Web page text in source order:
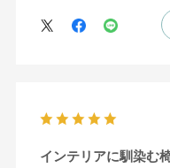
いますが、ややキャスタ
か。
インテリアに馴染む